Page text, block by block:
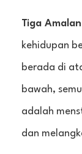
Tiga
kehidupan
berada di
bawah,
adalah
dan